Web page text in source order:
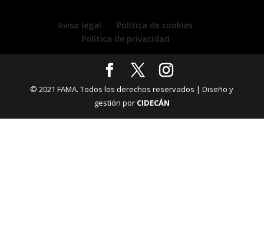
Aviso legal
Política de cookies
Política de privacidad
© 2021 FAMA. Todos los derechos reservados | Diseño y
gestión por CIDECÁN